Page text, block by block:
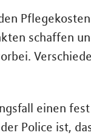
schaffen
einen
Police ist,